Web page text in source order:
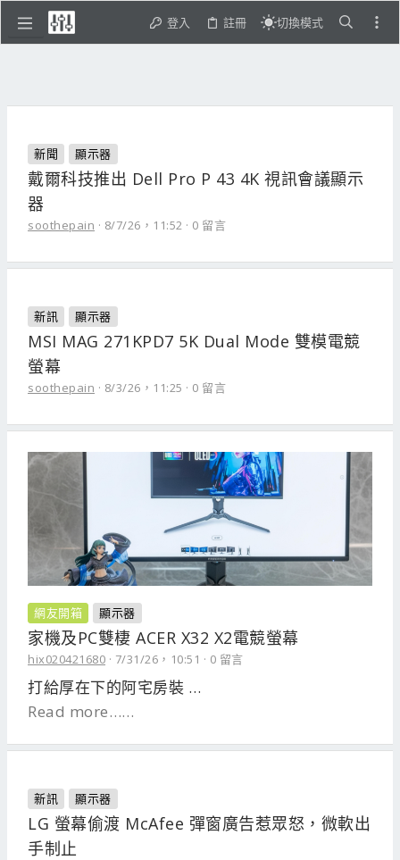
登入 註冊 切換模式
新聞 顯示器
戴爾科技推出 Dell Pro P 43 4K 視訊會議顯示
器
soothepain 8/7/26，11:52 0 留言
新訊 顯示器
MSI MAG 271KPD7 5K Dual Mode 雙模電競
螢幕
soothepain 8/3/26，11:25 0 留言
網友開箱 顯示器
家機及PC雙棲 ACER X32 X2電競螢幕
hix020421680 7/31/26，10:51 0 留言
打給厚在下的阿宅房裝 …
Read more……
新訊 顯示器
LG 螢幕偷渡 McAfee 彈窗廣告惹眾怒，微軟出
手制止